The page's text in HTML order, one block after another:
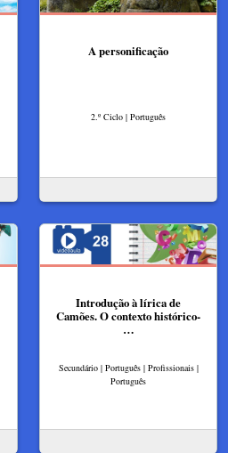
A personificação
2.º Ciclo | Português
Introdução à lírica de
Camões. O contexto histórico-
…
Secundário | Português | Profissionais |
Português